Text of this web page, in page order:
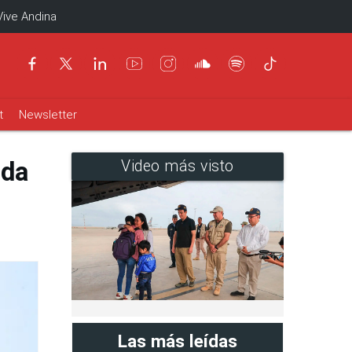
Andina
Newsletter
Video más visto
Las más leídas